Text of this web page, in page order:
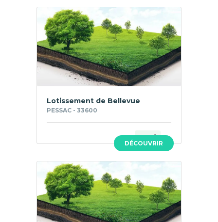
DÉCOUVRIR
Lotissement de Bellevue
PESSAC - 33600
Neuf